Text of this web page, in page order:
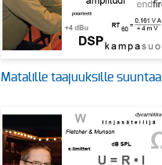
Matalille taajuuksille suuntaa